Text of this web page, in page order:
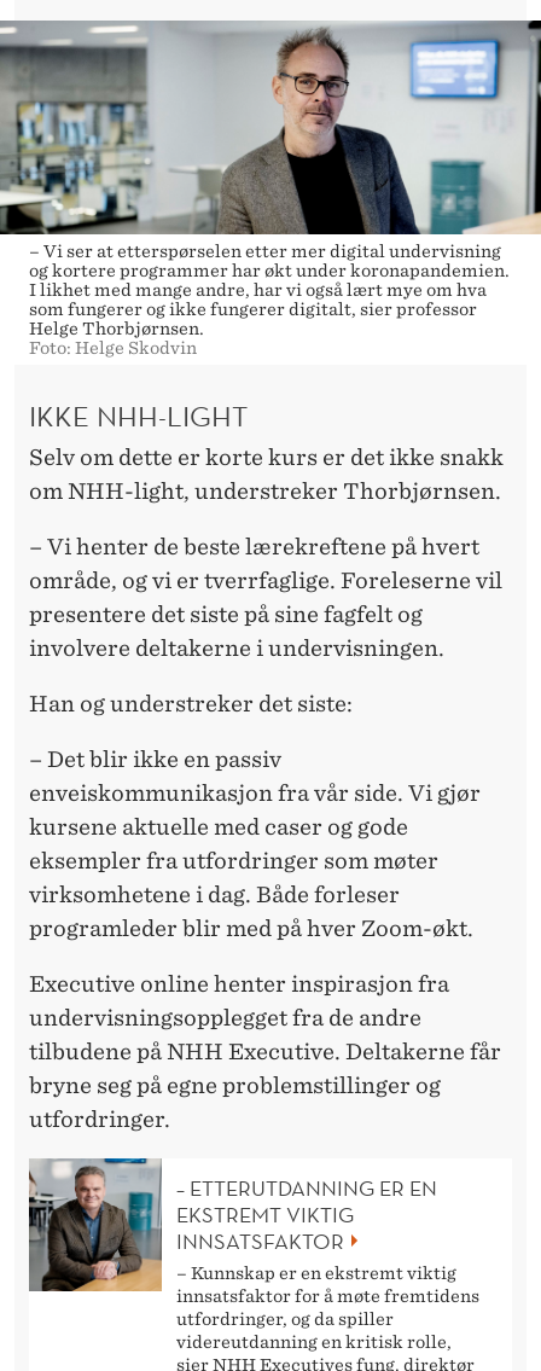
– Vi ser at etterspørselen etter mer digital undervisning
og kortere programmer har økt under koronapandemien.
I likhet med mange andre, har vi også lært mye om hva
som fungerer og ikke fungerer digitalt, sier professor
Helge Thorbjørnsen.
Foto: Helge Skodvin
IKKE NHH-LIGHT
Selv om dette er korte kurs er det ikke snakk
om NHH-light, understreker Thorbjørnsen.
– Vi henter de beste lærekreftene på hvert
område, og vi er tverrfaglige. Foreleserne vil
presentere det siste på sine fagfelt og
involvere deltakerne i undervisningen.
Han og understreker det siste:
– Det blir ikke en passiv
enveiskommunikasjon fra vår side. Vi gjør
kursene aktuelle med caser og gode
eksempler fra utfordringer som møter
virksomhetene i dag. Både forleser
programleder blir med på hver Zoom-økt.
Executive online henter inspirasjon fra
undervisningsopplegget fra de andre
tilbudene på NHH Executive. Deltakerne får
bryne seg på egne problemstillinger og
utfordringer.
– ETTERUTDANNING ER EN
EKSTREMT VIKTIG
INNSATSFAKTOR
– Kunnskap er en ekstremt viktig
innsatsfaktor for å møte fremtidens
utfordringer, og da spiller
videreutdanning en kritisk rolle,
sier NHH Executives fung. direktør